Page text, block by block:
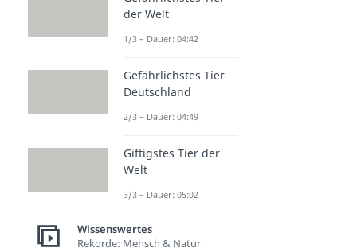
der Welt
1/3 – Dauer: 04:42
Gefährlichstes Tier
Deutschland
2/3 – Dauer: 04:49
Giftigstes Tier der
Welt
3/3 – Dauer: 05:02
Wissenswertes
Rekorde: Mensch & Natur